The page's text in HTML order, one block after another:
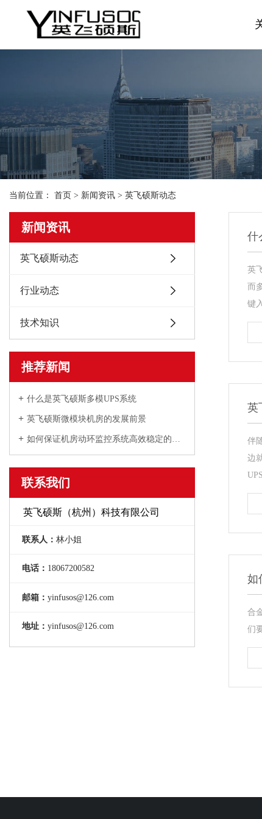
当前位置： 首页 > 新闻资讯 > 英飞硕斯动态
新闻资讯
英飞硕斯动态
行业动态
技术知识
推荐新闻
什么是英飞硕斯多模UPS系统
英飞硕斯微模块机房的发展前景
如何保证机房动环监控系统高效稳定的持续工作
联系我们
英飞硕斯（杭州）科技有限公司
联系人： 林小姐
电话： 18067200582
邮箱： yinfusos@126.com
地址： yinfusos@126.com
什
英
而
键
英
伴
边
如
合
们